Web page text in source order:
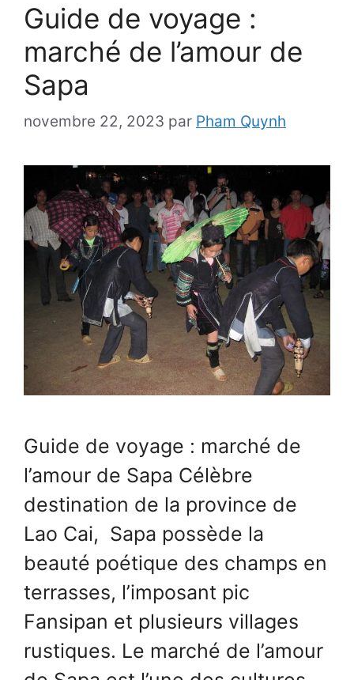
Guide de voyage :
marché de l’amour de
Sapa
novembre 22, 2023 par Pham Quynh
Guide de voyage : marché de
l’amour de Sapa Célèbre
destination de la province de
Lao Cai, Sapa possède la
beauté poétique des champs en
terrasses, l’imposant pic
Fansipan et plusieurs villages
rustiques. Le marché de l’amour